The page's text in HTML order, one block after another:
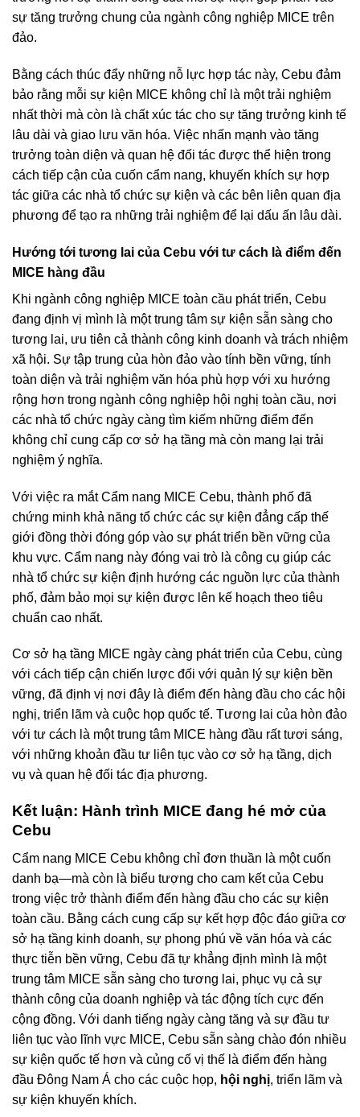
sự tăng trưởng chung của ngành công nghiệp MICE trên
đảo.
Bằng cách thúc đẩy những nỗ lực hợp tác này, Cebu đảm
bảo rằng mỗi sự kiện MICE không chỉ là một trải nghiệm
nhất thời mà còn là chất xúc tác cho sự tăng trưởng kinh tế
lâu dài và giao lưu văn hóa. Việc nhấn mạnh vào tăng
trưởng toàn diện và quan hệ đối tác được thể hiện trong
cách tiếp cận của cuốn cẩm nang, khuyến khích sự hợp
tác giữa các nhà tổ chức sự kiện và các bên liên quan địa
phương để tạo ra những trải nghiệm để lại dấu ấn lâu dài.
Hướng tới tương lai của Cebu với tư cách là điểm đến
MICE hàng đầu
Khi ngành công nghiệp MICE toàn cầu phát triển, Cebu
đang định vị mình là một trung tâm sự kiện sẵn sàng cho
tương lai, ưu tiên cả thành công kinh doanh và trách nhiệm
xã hội. Sự tập trung của hòn đảo vào tính bền vững, tính
toàn diện và trải nghiệm văn hóa phù hợp với xu hướng
rộng hơn trong ngành công nghiệp hội nghị toàn cầu, nơi
các nhà tổ chức ngày càng tìm kiếm những điểm đến
không chỉ cung cấp cơ sở hạ tầng mà còn mang lại trải
nghiệm ý nghĩa.
Với việc ra mắt Cẩm nang MICE Cebu, thành phố đã
chứng minh khả năng tổ chức các sự kiện đẳng cấp thế
giới đồng thời đóng góp vào sự phát triển bền vững của
khu vực. Cẩm nang này đóng vai trò là công cụ giúp các
nhà tổ chức sự kiện định hướng các nguồn lực của thành
phố, đảm bảo mọi sự kiện được lên kế hoạch theo tiêu
chuẩn cao nhất.
Cơ sở hạ tầng MICE ngày càng phát triển của Cebu, cùng
với cách tiếp cận chiến lược đối với quản lý sự kiện bền
vững, đã định vị nơi đây là điểm đến hàng đầu cho các hội
nghị, triển lãm và cuộc họp quốc tế. Tương lai của hòn đảo
với tư cách là một trung tâm MICE hàng đầu rất tươi sáng,
với những khoản đầu tư liên tục vào cơ sở hạ tầng, dịch
vụ và quan hệ đối tác địa phương.
Kết luận: Hành trình MICE đang hé mở của
Cebu
Cẩm nang MICE Cebu không chỉ đơn thuần là một cuốn
danh bạ—mà còn là biểu tượng cho cam kết của Cebu
trong việc trở thành điểm đến hàng đầu cho các sự kiện
toàn cầu. Bằng cách cung cấp sự kết hợp độc đáo giữa cơ
sở hạ tầng kinh doanh, sự phong phú về văn hóa và các
thực tiễn bền vững, Cebu đã tự khẳng định mình là một
trung tâm MICE sẵn sàng cho tương lai, phục vụ cả sự
thành công của doanh nghiệp và tác động tích cực đến
cộng đồng. Với danh tiếng ngày càng tăng và sự đầu tư
liên tục vào lĩnh vực MICE, Cebu sẵn sàng chào đón nhiều
sự kiện quốc tế hơn và củng cố vị thế là điểm đến hàng
đầu Đông Nam Á cho các cuộc họp, hội nghị, triển lãm và
sự kiện khuyến khích.